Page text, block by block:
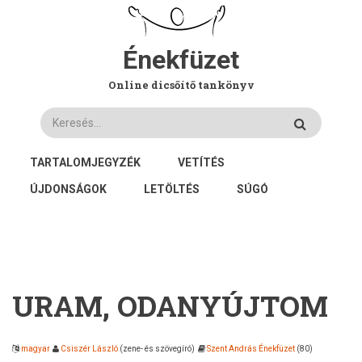
Énekfüzet
Online dicsőítő tankönyv
Keresés
FŐ
NAVIGÁCIÓ
TARTALOMJEGYZÉK VETÍTÉS
ÚJDONSÁGOK LETÖLTÉS SÚGÓ
URAM, ODANYÚJTOM
magyar Csiszér László (zene- és szövegíró) Szent András Énekfüzet (80)